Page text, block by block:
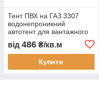
Тент ПВХ на ГАЗ 3307
водонепроникний
автотент для вантажного
автомобіля виготовлення
під індивідуальні розміри
від 486 ₴/кв.м
Купити